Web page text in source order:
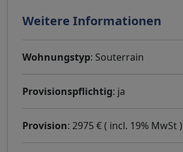
Weitere Informationen
Wohnungstyp: Souterrain
Provisionspflichtig: ja
Provision: 2975 € ( incl. 19% MwSt )